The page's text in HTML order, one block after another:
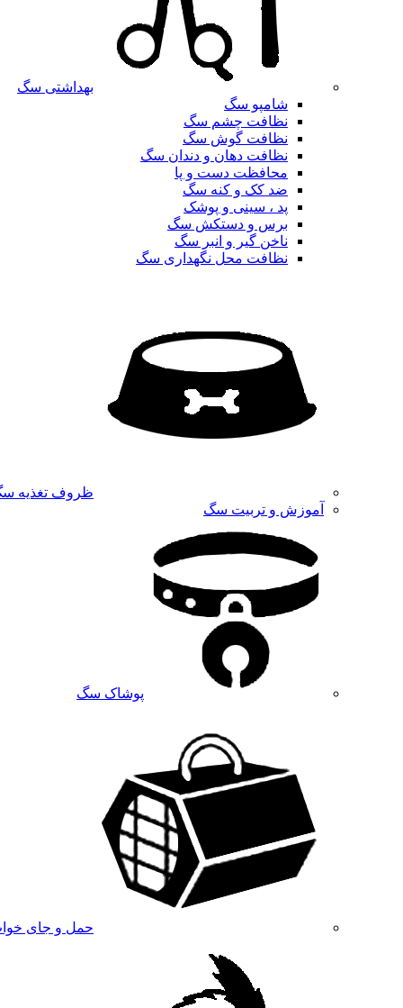
بهداشتی سگ
شامپو سگ
نظافت چشم سگ
نظافت گوش سگ
نظافت دهان و دندان سگ
محافظت دست و پا
ضد کک و کنه سگ
پد ، سینی و پوشک
برس و دستکش سگ
ناخن گیر و انبر سگ
نظافت محل نگهداری سگ
ظروف تغذیه
آموزش و تربیت سگ
پوشاک سگ
حمل و جای